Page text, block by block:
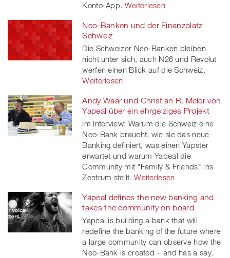
Konto-App. Weiterlesen
Neo-Banken und der Finanzplatz
Schweiz
Die Schweizer Neo-Banken bleiben
nicht unter sich, auch N26 und Revolut
werfen einen Blick auf die Schweiz.
Weiterlesen
Andy Waar und Christian R. Meier von
Yapeal über ein ehrgeiziges Projekt
Im Interview: Warum die Schweiz eine
Neo-Bank braucht, wie sie das neue
Banking definiert, was einen Yapster
erwartet und warum Yapeal die
Community mit "Family & Friends" ins
Zentrum stellt. Weiterlesen
Yapeal defines the new banking and
takes the community on board
Yapeal is building a bank that will
redefine the banking of the future where
a large community can observe how the
Neo-Bank is created – and has a say.